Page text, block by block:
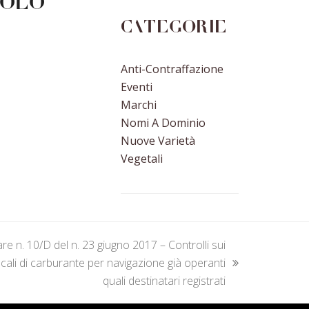
Categorie
Anti-Contraffazione
Eventi
Marchi
Nomi A Dominio
Nuove Varietà
Vegetali
n. 10/D del n. 23 giugno 2017 – Controlli sui
di carburante per navigazione già operanti
quali destinatari registrati